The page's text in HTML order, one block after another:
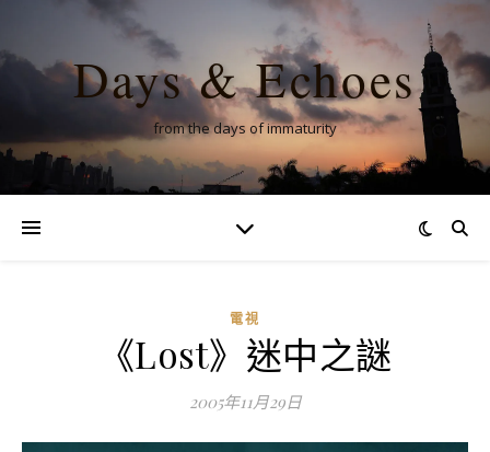
Days & Echoes
from the days of immaturity
電視
《Lost》迷中之謎
2005年11月29日